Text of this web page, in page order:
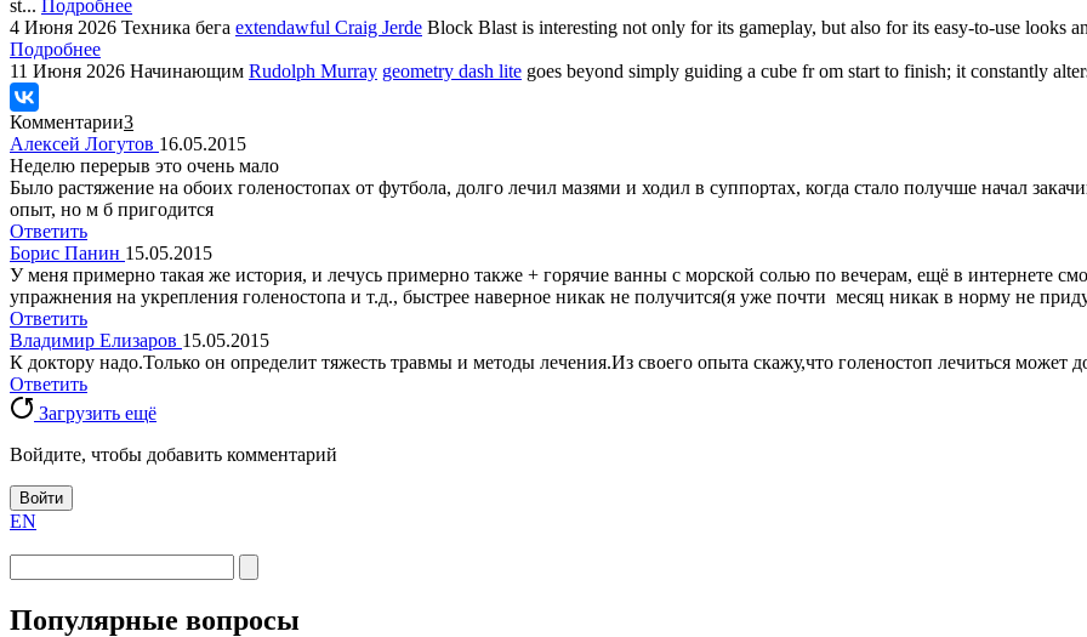
st... Подробнее
4 Июня 2026 Техника бега extendawful Craig Jerde Block Blast is interesting not only for its gameplay, but also for its easy-to-use looks
Подробнее
11 Июня 2026 Начинающим Rudolph Murray geometry dash lite goes beyond simply guiding a cube fr om start to finish; it constantly
Комментарии3
Алексей Логутов 16.05.2015
Неделю перерыв это очень мало
Было растяжение на обоих голеностопах от футбола, долго лечил мазями и ходил в суппортах, когда стало получше начал
опыт, но м б пригодится
Ответить
Борис Панин 15.05.2015
У меня примерно такая же история, и лечусь примерно также + горячие ванны с морской солью по вечерам, ещё в интернете
упражнения на укрепления голеностопа и т.д., быстрее наверное никак не получится(я уже почти месяц никак в норму не
Ответить
Владимир Елизаров 15.05.2015
К доктору надо.Только он определит тяжесть травмы и методы лечения.Из своего опыта скажу,что голеностоп лечиться может
Ответить
Загрузить ещё
Войдите, чтобы добавить комментарий
Войти
EN
Популярные вопросы